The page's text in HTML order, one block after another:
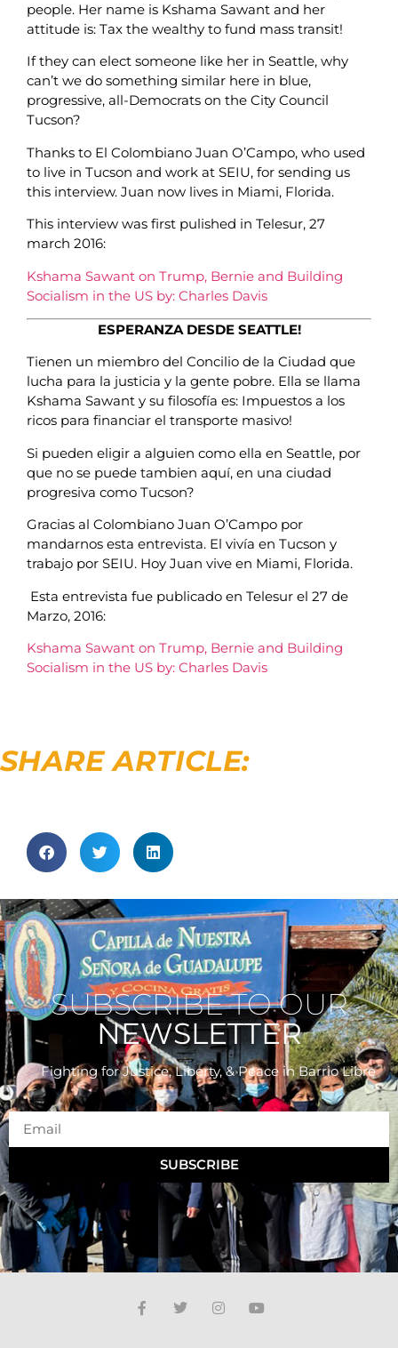
people. Her name is Kshama Sawant and her
attitude is: Tax the wealthy to fund mass transit!
If they can elect someone like her in Seattle, why
can’t we do something similar here in blue,
progressive, all-Democrats on the City Council
Tucson?
Thanks to El Colombiano Juan O’Campo, who used
to live in Tucson and work at SEIU, for sending us
this interview. Juan now lives in Miami, Florida.
This interview was first pulished in Telesur, 27
march 2016:
Kshama Sawant on Trump, Bernie and Building
Socialism in the US by: Charles Davis
ESPERANZA DESDE SEATTLE!
Tienen un miembro del Concilio de la Ciudad que
lucha para la justicia y la gente pobre. Ella se llama
Kshama Sawant y su filosofía es: Impuestos a los
ricos para financiar el transporte masivo!
Si pueden eligir a alguien como ella en Seattle, por
que no se puede tambien aquí, en una ciudad
progresiva como Tucson?
Gracias al Colombiano Juan O’Campo por
mandarnos esta entrevista. El vivía en Tucson y
trabajo por SEIU. Hoy Juan vive en Miami, Florida.
Esta entrevista fue publicado en Telesur el 27 de
Marzo, 2016:
Kshama Sawant on Trump, Bernie and Building
Socialism in the US by: Charles Davis
SHARE ARTICLE:
SUBSCRIBE TO OUR
NEWSLETTER
Fighting for Justice, Liberty, & Peace in Barrio Libre
SUBSCRIBE